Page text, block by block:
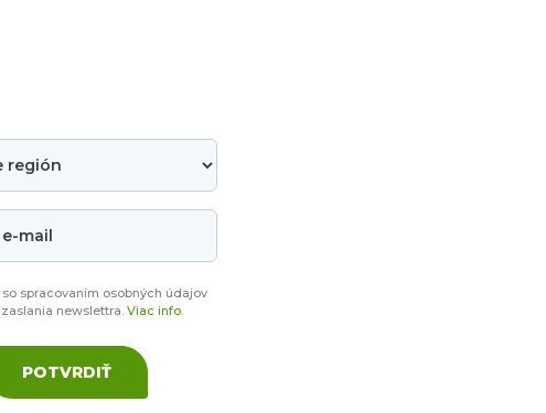
so spracovaním osobných údajov
newslettra. Viac info.
POTVRDIŤ